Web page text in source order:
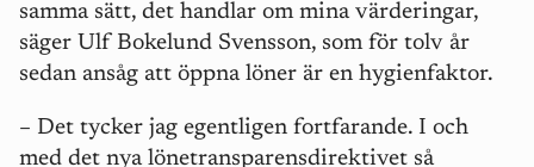
samma sätt, det handlar om mina värderingar,
säger Ulf Bokelund Svensson, som för tolv år
sedan ansåg att öppna löner är en hygienfaktor.
– Det tycker jag egentligen fortfarande. I och
med det nya lönetransparensdirektivet så